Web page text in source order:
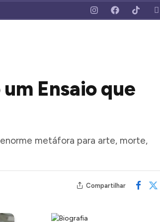
Ensaio que
metáfora para arte, morte,
Compartilhar